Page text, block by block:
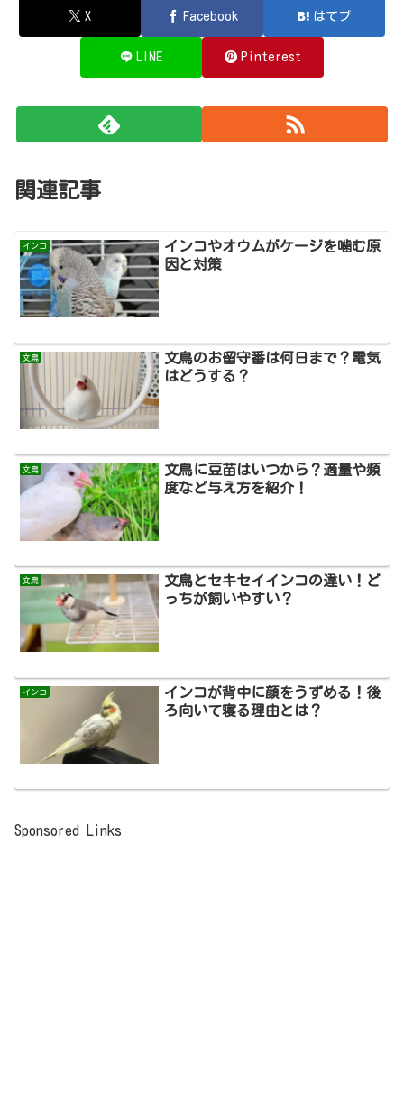
X Facebook はてブ
LINE Pinterest
関連記事
インコ
インコやオウムがケージを噛む原
因と対策
文鳥
文鳥のお留守番は何日まで？電気
はどうする？
文鳥
文鳥に豆苗はいつから？適量や頻
度など与え方を紹介！
文鳥
文鳥とセキセイインコの違い！ど
っちが飼いやすい？
インコ
インコが背中に顔をうずめる！後
ろ向いて寝る理由とは？
Sponsored Links